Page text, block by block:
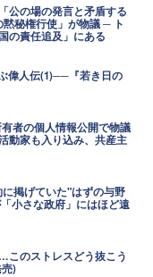
公の場の発言と矛盾する
秘権行使」が物議 ─ ト
の責任追及」にある
偉人伝(1)──『若き日の
者の個人情報公開で物議
動家も入り込み、共産主
掲げていた"はずの与野
小さな政府」にはほど遠
のストレスどう抜こう
)